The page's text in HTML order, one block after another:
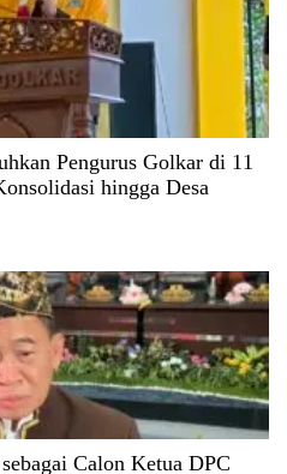
Pengurus Golkar di 11
hingga Desa
Calon Ketua DPC